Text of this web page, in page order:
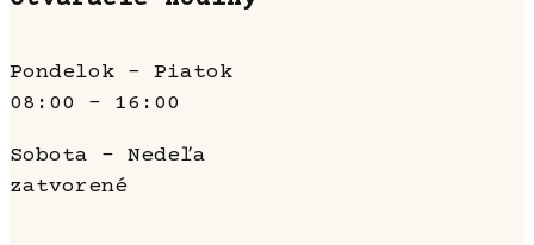
Pondelok - Piatok
08:00 - 16:00
Sobota - Nedeľa
zatvorené